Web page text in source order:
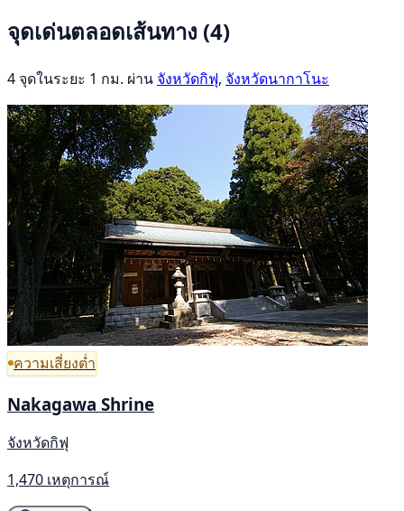
จุดเด่นตลอดเส้นทาง (4)
4 จุดในระยะ 1 กม. ผ่าน จังหวัดกิฟุ, จังหวัดนากาโนะ
ความเสี่ยงต่ำ
Nakagawa Shrine
จังหวัดกิฟุ
1,470 เหตุการณ์